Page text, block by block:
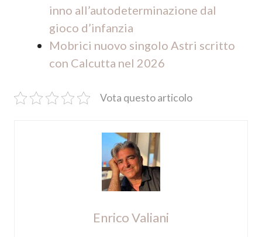
inno all’autodeterminazione dal
gioco d’infanzia
Mobrici nuovo singolo Astri scritto
con Calcutta nel 2026
Vota questo articolo
Enrico Valiani